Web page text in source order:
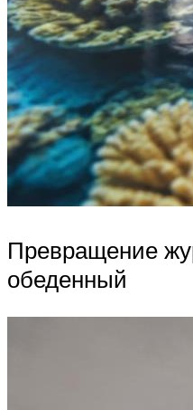
Превращение
обеденный